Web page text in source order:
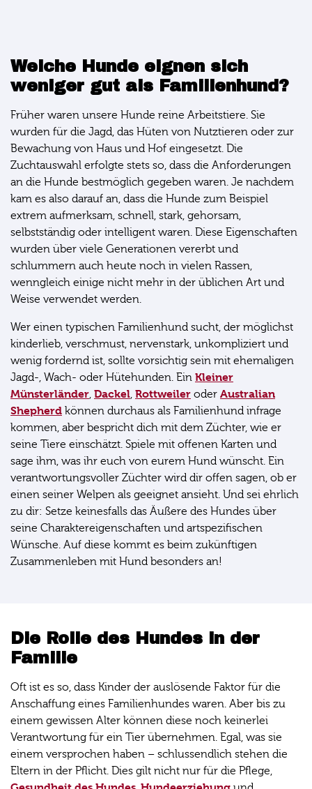
Welche Hunde eignen sich
weniger gut als Familienhund?
Früher waren unsere Hunde reine Arbeitstiere. Sie
wurden für die Jagd, das Hüten von Nutztieren oder zur
Bewachung von Haus und Hof eingesetzt. Die
Zuchtauswahl erfolgte stets so, dass die Anforderungen
an die Hunde bestmöglich gegeben waren. Je nachdem
kam es also darauf an, dass die Hunde zum Beispiel
extrem aufmerksam, schnell, stark, gehorsam,
selbstständig oder intelligent waren. Diese Eigenschaften
wurden über viele Generationen vererbt und
schlummern auch heute noch in vielen Rassen,
wenngleich einige nicht mehr in der üblichen Art und
Weise verwendet werden.
Wer einen typischen Familienhund sucht, der möglichst
kinderlieb, verschmust, nervenstark, unkompliziert und
wenig fordernd ist, sollte vorsichtig sein mit ehemaligen
Jagd-, Wach- oder Hütehunden. Ein Kleiner
Münsterländer, Dackel, Rottweiler oder Australian
Shepherd können durchaus als Familienhund infrage
kommen, aber bespricht dich mit dem Züchter, wie er
seine Tiere einschätzt. Spiele mit offenen Karten und
sage ihm, was ihr euch von eurem Hund wünscht. Ein
verantwortungsvoller Züchter wird dir offen sagen, ob er
einen seiner Welpen als geeignet ansieht. Und sei ehrlich
zu dir: Setze keinesfalls das Äußere des Hundes über
seine Charaktereigenschaften und artspezifischen
Wünsche. Auf diese kommt es beim zukünftigen
Zusammenleben mit Hund besonders an!
Die Rolle des Hundes in der
Familie
Oft ist es so, dass Kinder der auslösende Faktor für die
Anschaffung eines Familienhundes waren. Aber bis zu
einem gewissen Alter können diese noch keinerlei
Verantwortung für ein Tier übernehmen. Egal, was sie
einem versprochen haben – schlussendlich stehen die
Eltern in der Pflicht. Dies gilt nicht nur für die Pflege,